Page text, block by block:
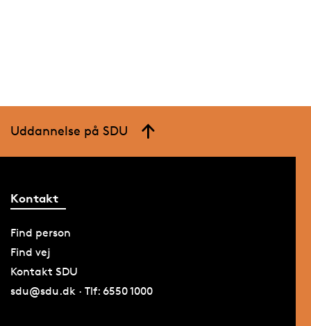
Uddannelse på SDU
Kontakt
Find person
Find vej
Kontakt SDU
sdu@sdu.dk · Tlf: 6550 1000